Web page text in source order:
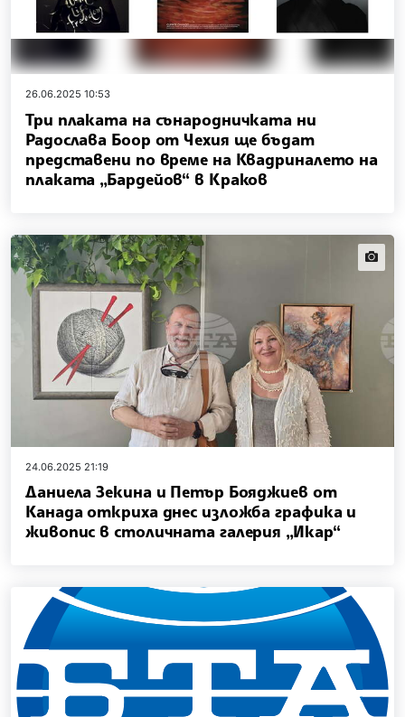
26.06.2025 10:53
Три плаката на сънародничката ни
Радослава Боор от Чехия ще бъдат
представени по време на Квадриналето на
плаката „Бардейов“ в Краков
24.06.2025 21:19
Даниела Зекина и Петър Бояджиев от
Канада откриха днес изложба графика и
живопис в столичната галерия „Икар“